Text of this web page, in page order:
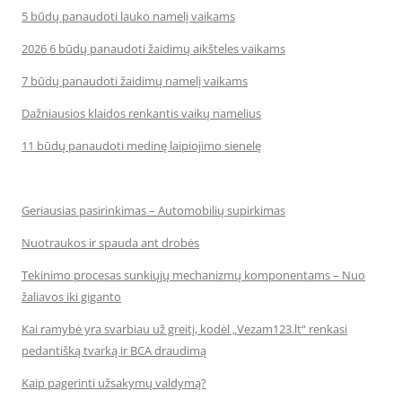
5 būdų panaudoti lauko namelį vaikams
2026 6 būdų panaudoti žaidimų aikšteles vaikams
7 būdų panaudoti žaidimų namelį vaikams
Dažniausios klaidos renkantis vaikų namelius
11 būdų panaudoti medinę laipiojimo sienelę
Geriausias pasirinkimas – Automobilių supirkimas
Nuotraukos ir spauda ant drobės
Tekinimo procesas sunkiųjų mechanizmų komponentams – Nuo
žaliavos iki giganto
Kai ramybė yra svarbiau už greitį, kodėl „Vezam123.lt“ renkasi
pedantišką tvarką ir BCA draudimą
Kaip pagerinti užsakymų valdymą?